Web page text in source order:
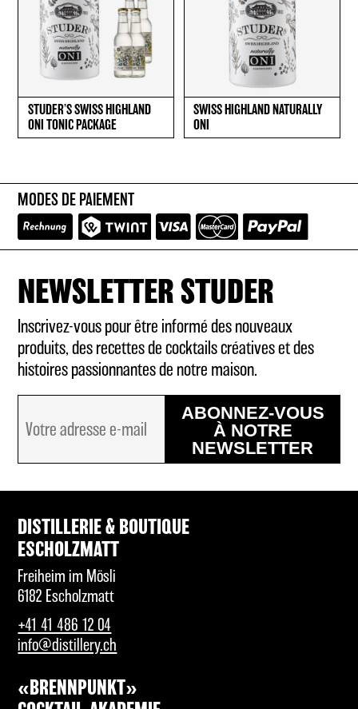
STUDER’S SWISS HIGHLAND
ONI TONIC PACKAGE
SWISS HIGHLAND NATURALLY
ONI
MODES DE PAIEMENT
NEWSLETTER STUDER
Inscrivez-vous pour être informé des nouveaux
produits, des recettes de cocktails créatives et des
histoires passionnantes de notre maison.
ABONNEZ-VOUS
À NOTRE
NEWSLETTER
DISTILLERIE & BOUTIQUE
ESCHOLZMATT
Freiheim im Mösli
6182 Escholzmatt
+41 41 486 12 04
info@distillery.ch
«BRENNPUNKT»